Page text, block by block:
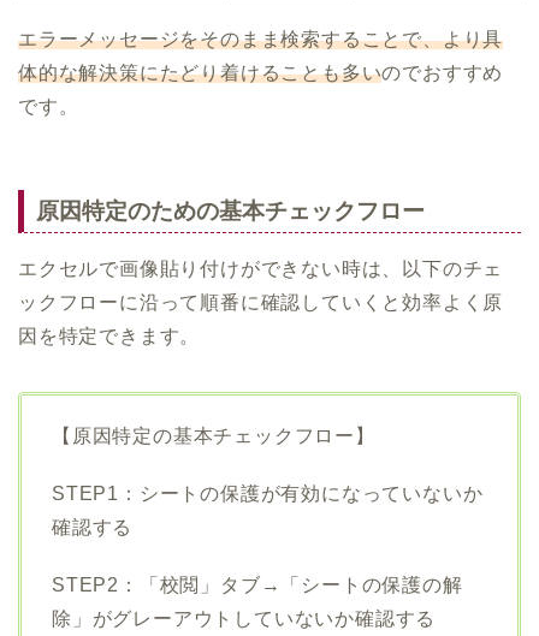
エラーメッセージをそのまま検索することで、より具
体的な解決策にたどり着けることも多いのでおすすめ
です。
原因特定のための基本チェックフロー
エクセルで画像貼り付けができない時は、以下のチェ
ックフローに沿って順番に確認していくと効率よく原
因を特定できます。
【原因特定の基本チェックフロー】
STEP1：シートの保護が有効になっていないか
確認する
STEP2：「校閲」タブ→「シートの保護の解
除」がグレーアウトしていないか確認する